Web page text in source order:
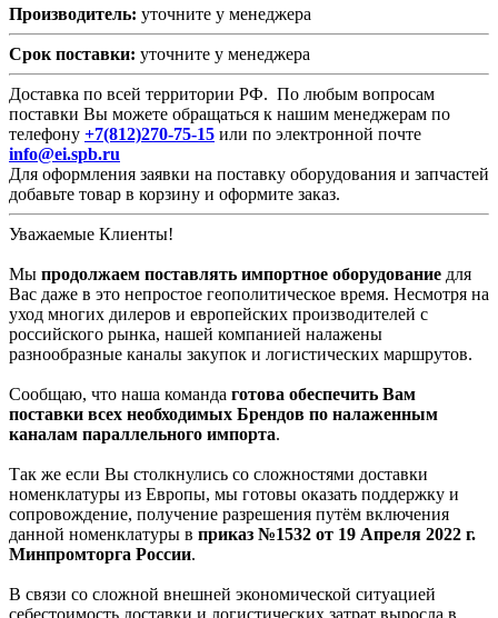
Производитель: уточните у менеджера
Срок поставки: уточните у менеджера
Доставка по всей территории РФ. По любым вопросам
поставки Вы можете обращаться к нашим менеджерам по
телефону +7(812)270-75-15 или по электронной почте
info@ei.spb.ru
Для оформления заявки на поставку оборудования и запчастей
добавьте товар в корзину и оформите заказ.
Уважаемые Клиенты!
Мы продолжаем поставлять импортное оборудование для
Вас даже в это непростое геополитическое время. Несмотря на
уход многих дилеров и европейских производителей с
российского рынка, нашей компанией налажены
разнообразные каналы закупок и логистических маршрутов.
Сообщаю, что наша команда готова обеспечить Вам
поставки всех необходимых Брендов по налаженным
каналам параллельного импорта.
Так же если Вы столкнулись со сложностями доставки
номенклатуры из Европы, мы готовы оказать поддержку и
сопровождение, получение разрешения путём включения
данной номенклатуры в приказ №1532 от 19 Апреля 2022 г.
Минпромторга России.
В связи со сложной внешней экономической ситуацией
себестоимость доставки и логистических затрат выросла в